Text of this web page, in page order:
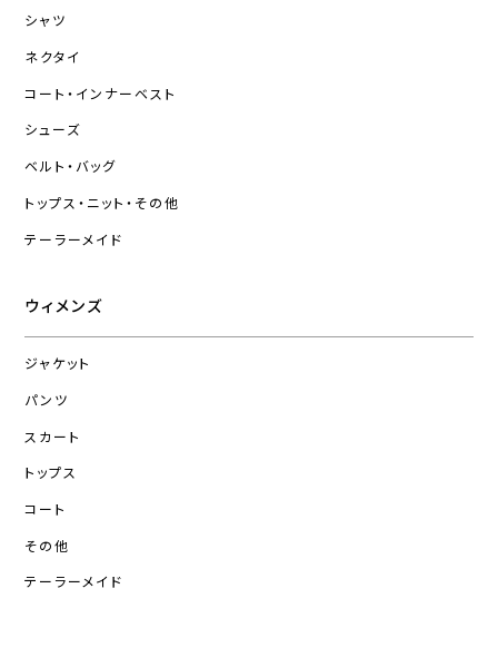
シャツ
ネクタイ
コート・インナーベスト
シューズ
ベルト・バッグ
トップス・ニット・その他
テーラーメイド
ウィメンズ
ジャケット
パンツ
スカート
トップス
コート
その他
テーラーメイド